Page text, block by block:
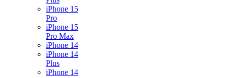
iPhone 15
Pro
iPhone 15
Pro Max
iPhone 14
iPhone 14
Plus
iPhone 14